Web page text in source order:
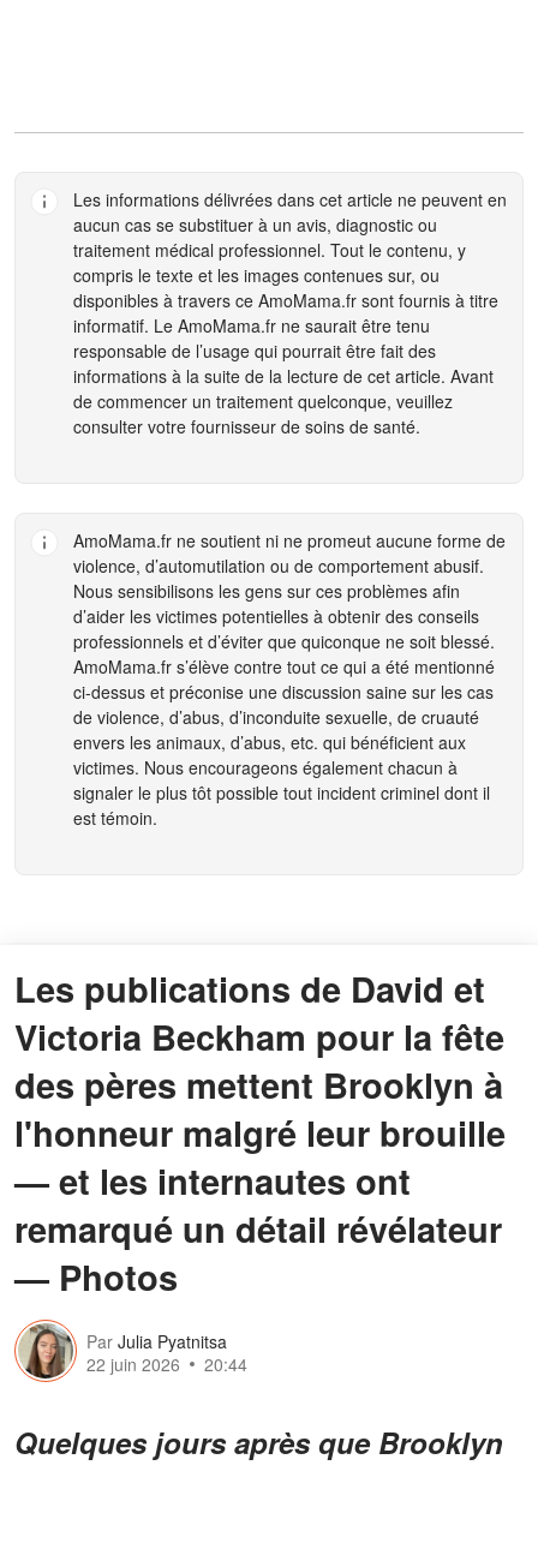
Les informations délivrées dans cet article ne peuvent en
aucun cas se substituer à un avis, diagnostic ou
traitement médical professionnel. Tout le contenu, y
compris le texte et les images contenues sur, ou
disponibles à travers ce AmoMama.fr sont fournis à titre
informatif. Le AmoMama.fr ne saurait être tenu
responsable de l’usage qui pourrait être fait des
informations à la suite de la lecture de cet article. Avant
de commencer un traitement quelconque, veuillez
consulter votre fournisseur de soins de santé.
AmoMama.fr ne soutient ni ne promeut aucune forme de
violence, d’automutilation ou de comportement abusif.
Nous sensibilisons les gens sur ces problèmes afin
d’aider les victimes potentielles à obtenir des conseils
professionnels et d’éviter que quiconque ne soit blessé.
AmoMama.fr s’élève contre tout ce qui a été mentionné
ci-dessus et préconise une discussion saine sur les cas
de violence, d’abus, d’inconduite sexuelle, de cruauté
envers les animaux, d’abus, etc. qui bénéficient aux
victimes. Nous encourageons également chacun à
signaler le plus tôt possible tout incident criminel dont il
est témoin.
Les publications de David et
Victoria Beckham pour la fête
des pères mettent Brooklyn à
l'honneur malgré leur brouille
— et les internautes ont
remarqué un détail révélateur
— Photos
Par Julia Pyatnitsa
22 juin 2026
20:44
Quelques jours après que Brooklyn